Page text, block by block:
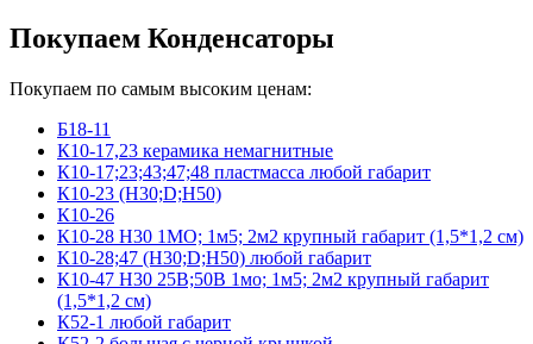
Покупаем Конденсаторы
Покупаем по самым высоким ценам:
Б18-11
К10-17,23 керамика немагнитные
К10-17;23;43;47;48 пластмасса любой габарит
К10-23 (Н30;D;Н50)
К10-26
К10-28 Н30 1МО; 1м5; 2м2 крупный габарит (1,5*1,2 см)
К10-28;47 (Н30;D;Н50) любой габарит
К10-47 Н30 25В;50В 1мо; 1м5; 2м2 крупный габарит
(1,5*1,2 см)
К52-1 любой габарит